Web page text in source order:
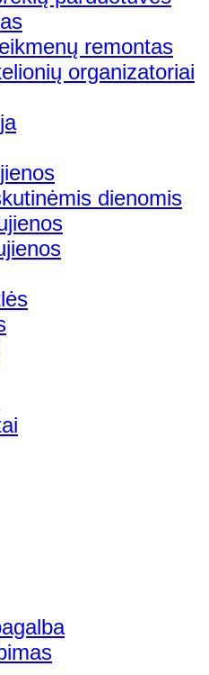
remontas
organizatoriai
dienomis